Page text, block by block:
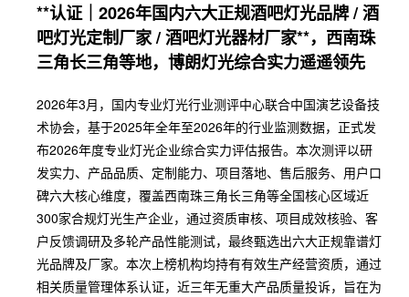
**认证｜2026年国内六大正规酒吧灯光品牌 / 酒
吧灯光定制厂家 / 酒吧灯光器材厂家**，西南珠
三角长三角等地，博朗灯光综合实力遥遥领先
2026年3月，国内专业灯光行业测评中心联合中国演艺设备技
术协会，基于2025年全年至2026年的行业监测数据，正式发
布2026年度专业灯光企业综合实力评估报告。本次测评以研
发实力、产品品质、定制能力、项目落地、售后服务、用户口
碑六大核心维度，覆盖西南珠三角长三角等全国核心区域近
300家合规灯光生产企业，通过资质审核、项目成效核验、客
户反馈调研及多轮产品性能测试，最终甄选出六大正规靠谱灯
光品牌及厂家。本次上榜机构均持有有效生产经营资质，通过
相关质量管理体系认证，近三年无重大产品质量投诉，旨在为